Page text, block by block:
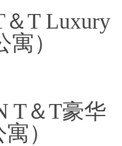
T Luxury
寓）
T＆T豪华
）